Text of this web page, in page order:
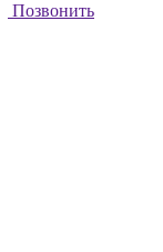
Позвонить